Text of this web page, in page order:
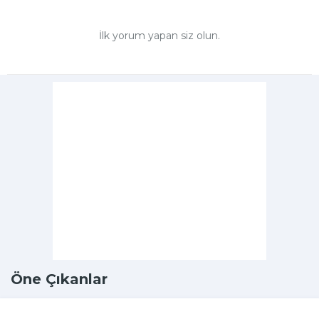
İlk yorum yapan siz olun.
Öne Çıkanlar